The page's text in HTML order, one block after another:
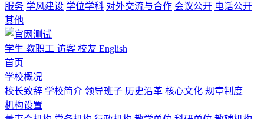
服务 学风建设 学位学科 对外交流与合作 会议公开 电话公开
其他
学生 教职工 访客 校友 English
首页
学校概况
校长致辞 学校简介 领导班子 历史沿革 核心文化 规章制度
机构设置